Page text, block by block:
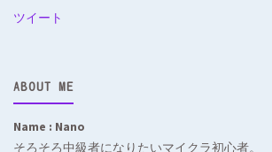
ツイート
ABOUT ME
Name : Nano
そろそろ中級者になりたいマイクラ初心者。